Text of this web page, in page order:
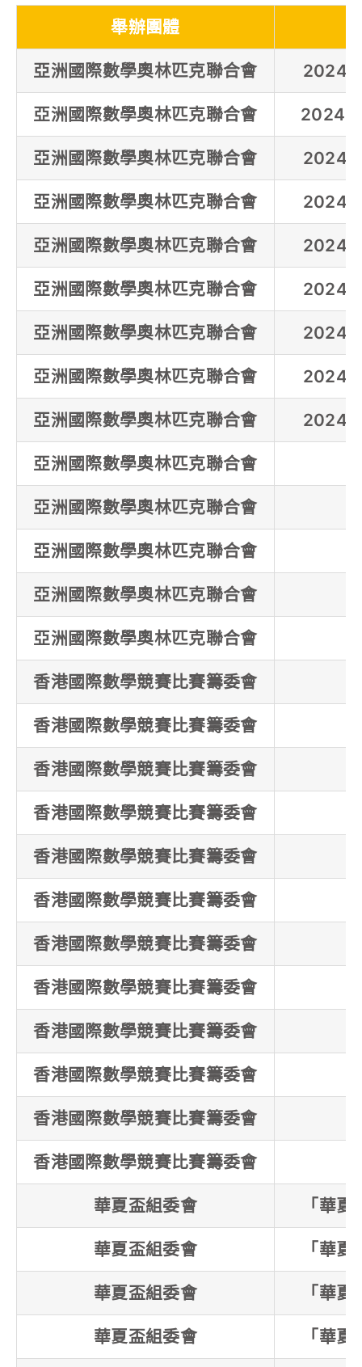
舉辦團體
亞洲國際數學奧林匹克聯合會 2024
亞洲國際數學奧林匹克聯合會 2024
亞洲國際數學奧林匹克聯合會 2024
亞洲國際數學奧林匹克聯合會 2024
亞洲國際數學奧林匹克聯合會 2024
亞洲國際數學奧林匹克聯合會 2024
亞洲國際數學奧林匹克聯合會 2024
亞洲國際數學奧林匹克聯合會 2024
亞洲國際數學奧林匹克聯合會 2024
亞洲國際數學奧林匹克聯合會
亞洲國際數學奧林匹克聯合會
亞洲國際數學奧林匹克聯合會
亞洲國際數學奧林匹克聯合會
亞洲國際數學奧林匹克聯合會
香港國際數學競賽比賽籌委會
香港國際數學競賽比賽籌委會
香港國際數學競賽比賽籌委會
香港國際數學競賽比賽籌委會
香港國際數學競賽比賽籌委會
香港國際數學競賽比賽籌委會
香港國際數學競賽比賽籌委會
香港國際數學競賽比賽籌委會
香港國際數學競賽比賽籌委會
香港國際數學競賽比賽籌委會
香港國際數學競賽比賽籌委會
香港國際數學競賽比賽籌委會
華夏盃組委會 「華
華夏盃組委會 「華
華夏盃組委會 「華
華夏盃組委會 「華